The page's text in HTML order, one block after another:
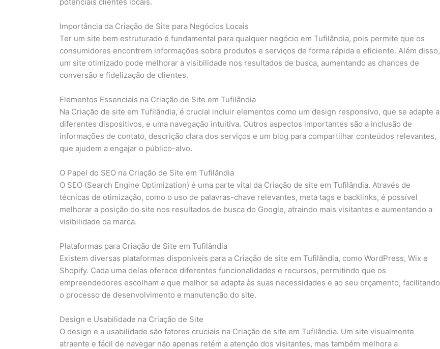
Importância da Criação de Site para Negócios Locais
Ter um site bem estruturado é fundamental para qualquer negócio em Tufilândia, pois permite que os
consumidores encontrem informações sobre produtos e serviços de forma rápida e eficiente. Além disso,
um site otimizado pode melhorar a visibilidade nos resultados de busca, aumentando as chances de
conversão e fidelização de clientes.
Elementos Essenciais na Criação de Site em Tufilândia
Na Criação de site em Tufilândia, é crucial incluir elementos como um design responsivo, que se adapte a
diferentes dispositivos, e uma navegação intuitiva. Outros aspectos importantes são a inclusão de
informações de contato, descrição clara dos serviços e um blog para compartilhar conteúdos relevantes,
que ajudem a engajar o público-alvo.
O Papel do SEO na Criação de Site em Tufilândia
O SEO (Search Engine Optimization) é uma parte vital da Criação de site em Tufilândia. Através de
técnicas de otimização, como o uso de palavras-chave relevantes, meta tags e backlinks, é possível
melhorar a posição do site nos resultados de busca do Google, atraindo mais visitantes e aumentando a
visibilidade da marca.
Plataformas para Criação de Site em Tufilândia
Existem diversas plataformas disponíveis para a Criação de site em Tufilândia, como WordPress, Wix e
Shopify. Cada uma delas oferece diferentes funcionalidades e recursos, permitindo que os
empreendedores escolham a que melhor se adapta às suas necessidades e ao seu orçamento, facilitando
o processo de desenvolvimento e manutenção do site.
Design e Usabilidade na Criação de Site
O design e a usabilidade são fatores cruciais na Criação de site em Tufilândia. Um site visualmente
atraente e fácil de navegar não apenas retém a atenção dos visitantes, mas também melhora a